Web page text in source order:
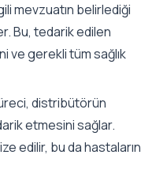
mevzuatın belirlediği
Bu, tedarik edilen
ve gerekli tüm sağlık
distribütörün
etmesini sağlar.
edilir, bu da hastaların